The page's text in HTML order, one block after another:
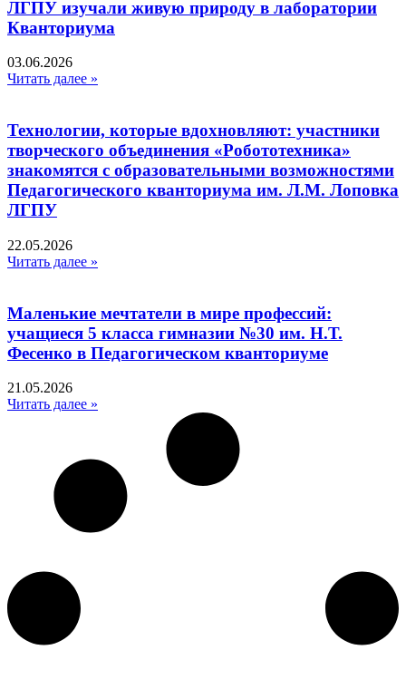
ЛГПУ изучали живую природу в лаборатории
Кванториума
03.06.2026
Читать далее »
Технологии, которые вдохновляют: участники
творческого объединения «Робототехника»
знакомятся с образовательными возможностями
Педагогического кванториума им. Л.М. Лоповка
ЛГПУ
22.05.2026
Читать далее »
Маленькие мечтатели в мире профессий:
учащиеся 5 класса гимназии №30 им. Н.Т.
Фесенко в Педагогическом кванториуме
21.05.2026
Читать далее »